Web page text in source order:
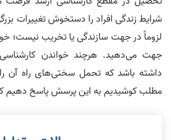
شرایط زندگی افراد را دستخوش تغییرات
لزوماً در جهت سازندگی یا تخریب نیست؛
جهت می‌دهید. هرچند خواندن کارشناسی
داشته باشد که تحمل سختی‌های راه آن
مطلب کوشیدیم به این پرسش پاسخ دهیم